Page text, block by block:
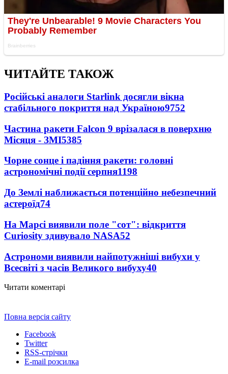
ЧИТАЙТЕ ТАКОЖ
Російські аналоги Starlink досягли вікна
стабільного покриття над Україною9752
Частина ракети Falcon 9 врізалася в поверхню
Місяця - ЗМІ5385
Чорне сонце і падіння ракети: головні
астрономічні події серпня1198
До Землі наближається потенційно небезпечний
астероїд74
На Марсі виявили поле "сот": відкриття
Curiosity здивувало NASA52
Астрономи виявили найпотужніші вибухи у
Всесвіті з часів Великого вибуху40
Читати коментарі
Повна версія сайту
Facebook
Twitter
RSS-стрічки
E-mail розсилка